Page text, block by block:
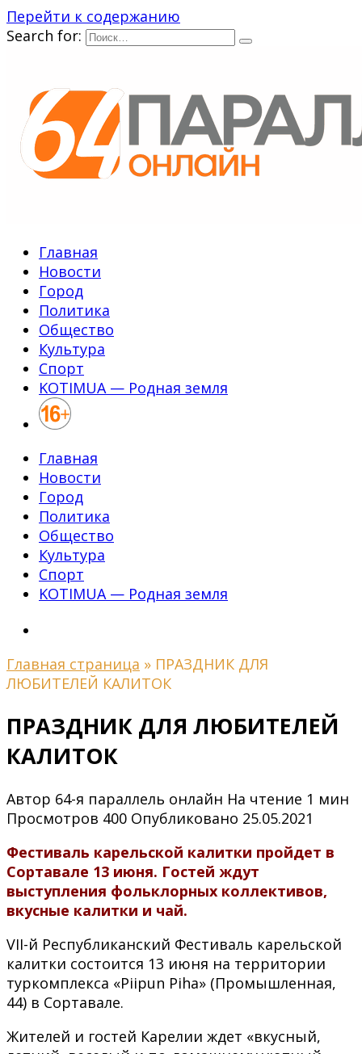
Перейти к содержанию
Search for:
Главная
Новости
Город
Политика
Общество
Культура
Спорт
KOTIMUA — Родная земля
Главная
Новости
Город
Политика
Общество
Культура
Спорт
KOTIMUA — Родная земля
Главная страница » ПРАЗДНИК ДЛЯ
ЛЮБИТЕЛЕЙ КАЛИТОК
ПРАЗДНИК ДЛЯ ЛЮБИТЕЛЕЙ
КАЛИТОК
Автор 64-я параллель онлайн На чтение 1 мин
Просмотров 400 Опубликовано 25.05.2021
Фестиваль карельской калитки пройдет в
Сортавале 13 июня. Гостей ждут
выступления фольклорных коллективов,
вкусные калитки и чай.
VII-й Республиканский Фестиваль карельской
калитки состоится 13 июня на территории
туркомплекса «Piipun Piha» (Промышленная,
44) в Сортавале.
Жителей и гостей Карелии ждет «вкусный,